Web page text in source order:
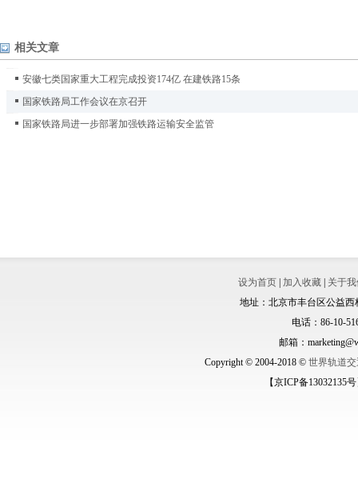
相关文章
安徽七类国家重大工程完成投资174亿 在建铁路15条
国家铁路局工作会议在京召开
国家铁路局进一步部署加强铁路运输安全监管
设为首页 加入收藏
关于
地址：北京市丰台区公益西
电话：86-10-
邮箱：
Copyright © 2004-2018 © 世界轨道
【京ICP备13032135